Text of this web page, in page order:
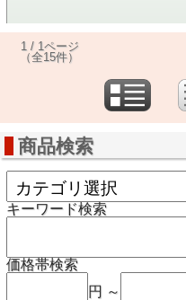
1 / 1ページ
（全15件）
商品検索
キーワード検索
価格帯検索
円 ～